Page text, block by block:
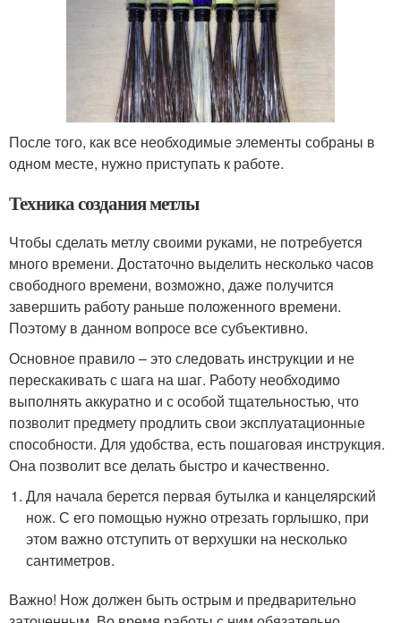
После того, как все необходимые элементы собраны в
одном месте, нужно приступать к работе.
Техника создания метлы
Чтобы сделать метлу своими руками, не потребуется
много времени. Достаточно выделить несколько часов
свободного времени, возможно, даже получится
завершить работу раньше положенного времени.
Поэтому в данном вопросе все субъективно.
Основное правило – это следовать инструкции и не
перескакивать с шага на шаг. Работу необходимо
выполнять аккуратно и с особой тщательностью, что
позволит предмету продлить свои эксплуатационные
способности. Для удобства, есть пошаговая инструкция.
Она позволит все делать быстро и качественно.
Для начала берется первая бутылка и канцелярский
нож. С его помощью нужно отрезать горлышко, при
этом важно отступить от верхушки на несколько
сантиметров.
Важно! Нож должен быть острым и предварительно